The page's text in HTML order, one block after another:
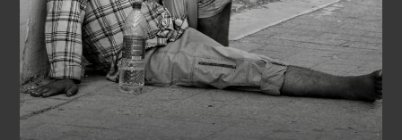
EN SAVOIR PLUS
TOUTES LES ACTUALITÉS